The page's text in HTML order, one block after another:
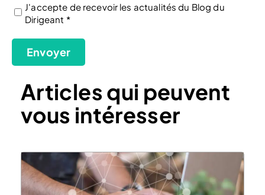
(Nécessaire)
J'accepte de recevoir les actualités du Blog du
Dirigeant *
Envoyer
Articles qui peuvent
vous intéresser